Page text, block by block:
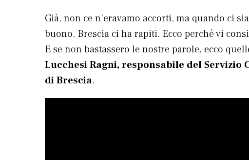
Già, non ce n’eravamo accorti, ma quando ci
buono, Brescia ci ha rapiti. Ecco perché vi
E se non bastassero le nostre parole, ecco
Lucchesi Ragni, responsabile del Servizio
di Brescia.